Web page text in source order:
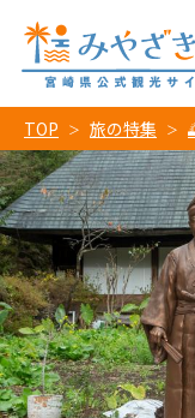
TOP 旅の特集